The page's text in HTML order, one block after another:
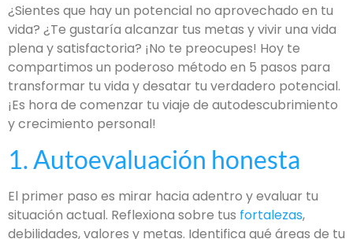
¿Sientes que hay un potencial no aprovechado en tu
vida? ¿Te gustaría alcanzar tus metas y vivir una vida
plena y satisfactoria? ¡No te preocupes! Hoy te
compartimos un poderoso método en 5 pasos para
transformar tu vida y desatar tu verdadero potencial.
¡Es hora de comenzar tu viaje de autodescubrimiento
y crecimiento personal!
1. Autoevaluación honesta
El primer paso es mirar hacia adentro y evaluar tu
situación actual. Reflexiona sobre tus fortalezas,
debilidades, valores y metas. Identifica qué áreas de tu